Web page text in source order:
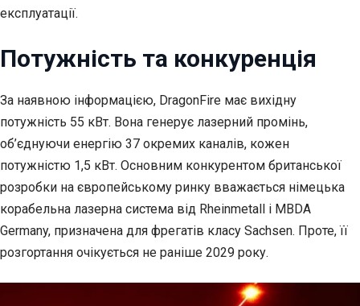
експлуатації.
Потужність та конкуренція
За наявною інформацією, DragonFire має вихідну
потужність 55 кВт. Вона генерує лазерний промінь,
об’єднуючи енергію 37 окремих каналів, кожен
потужністю 1,5 кВт. Основним конкурентом британської
розробки на європейському ринку вважається німецька
корабельна лазерна система від Rheinmetall і MBDA
Germany, призначена для фрегатів класу Sachsen. Проте, її
розгортання очікується не раніше 2029 року.